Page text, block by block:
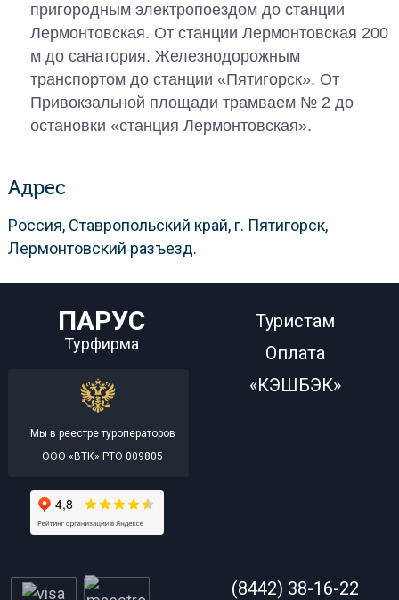
пригородным электропоездом до станции
Лермонтовская. От станции Лермонтовская 200
м до санатория. Железнодорожным
транспортом до станции «Пятигорск». От
Привокзальной площади трамваем № 2 до
остановки «станция Лермонтовская».
Адрес
Россия, Ставропольский край, г. Пятигорск,
Лермонтовский разъезд.
ПАРУС
Турфирма
Мы в реестре туроператоров
ООО «ВТК» РТО 009805
Туристам
Оплата
«КЭШБЭК»
(8442) 38-16-22